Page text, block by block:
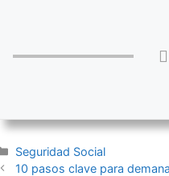
Categorías
Seguridad Social
Navegación
10 pasos clave para